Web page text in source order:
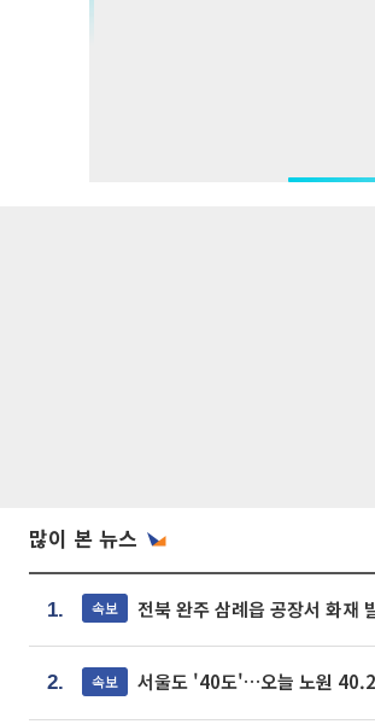
많이 본 뉴스
1. 속보 전북 완주 삼례읍 공장서 화재
2. 속보 서울도 '40도'…오늘 노원